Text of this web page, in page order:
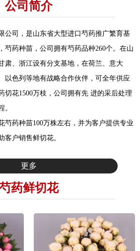
公司简介
公司，是山东省大型进口芍药推广繁育基
芍药种苗，公司拥有芍药品种260个。在山
肃、浙江设有分支基地，在荷兰、意大
以色列等地有战略合作伙伴，可全年供应
切花1500万枝，公司拥有先 进的采后处理
。
药种苗100万株左右，并为客户提供专业
客户销售鲜切花。
更多
药鲜切花